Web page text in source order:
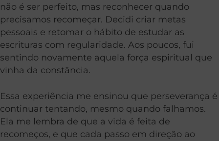
não é ser perfeito, mas reconhecer quando
precisamos recomeçar. Decidi criar metas
pessoais e retomar o hábito de estudar as
escrituras com regularidade. Aos poucos, fui
sentindo novamente aquela força espiritual que
vinha da constância.
Essa experiência me ensinou que perseverança é
continuar tentando, mesmo quando falhamos.
Ela me lembra de que a vida é feita de
recomeços, e que cada passo em direção ao